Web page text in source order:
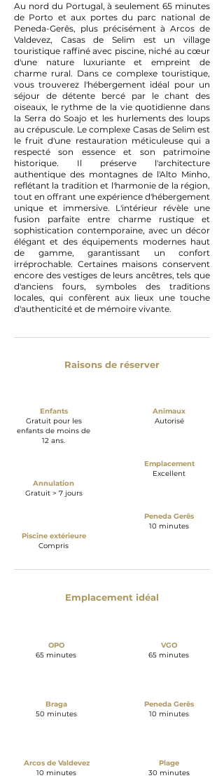
Au nord du Portugal, à seulement 65 minutes
de Porto et aux portes du parc national de
Peneda-Gerês, plus précisément à Arcos de
Valdevez, Casas de Selim est un village
touristique raffiné avec piscine, niché au cœur
d'une nature luxuriante et empreint de
charme rural. Dans ce complexe touristique,
vous trouverez l'hébergement idéal pour un
séjour de détente bercé par le chant des
oiseaux, le rythme de la vie quotidienne dans
la Serra do Soajo et les hurlements des loups
au crépuscule. Le complexe Casas de Selim est
le fruit d'une restauration méticuleuse qui a
respecté son essence et son patrimoine
historique. Il préserve l'architecture
authentique des montagnes de l'Alto Minho,
reflétant la tradition et l'harmonie de la région,
tout en offrant une expérience d'hébergement
unique et immersive. L'intérieur révèle une
fusion parfaite entre charme rustique et
sophistication contemporaine, avec un décor
élégant et des équipements modernes haut
de gamme, garantissant un confort
irréprochable. Certaines maisons conservent
encore des vestiges de leurs ancêtres, tels que
d'anciens fours, symboles des traditions
locales, qui confèrent aux lieux une touche
d'authenticité et de mémoire vivante.
Raisons de réserver
Enfants
Gratuit pour les
enfants de moins de
12 ans.
Annulation
Gratuit > 7 jours
Piscine extérieure
Compris
Animaux
Autorisé
Emplacement
Excellent
Peneda Gerês
10 minutes
Emplacement idéal
OPO
65 minutes
Braga
50 minutes
Arcos de Valdevez
10 minutes
VGO
65 minutes
Peneda Gerês
10 minutes
Plage
30 minutes